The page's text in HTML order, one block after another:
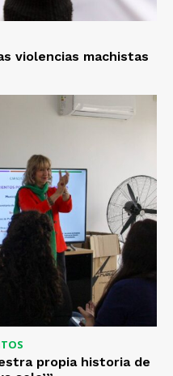
violencias machistas
propia historia de